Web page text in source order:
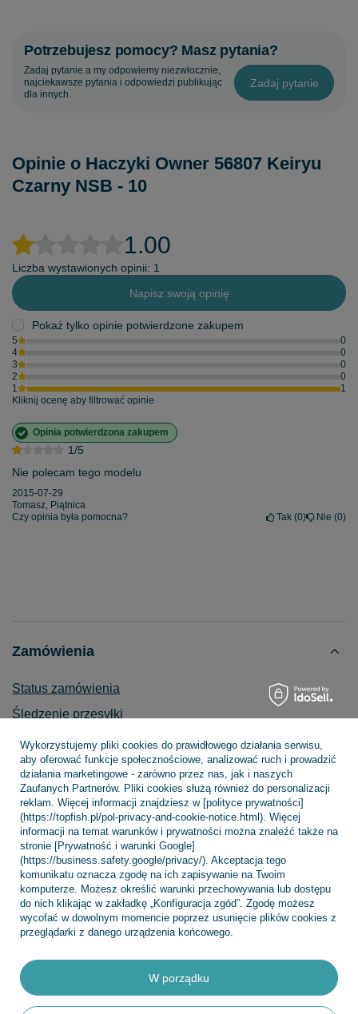
Potrzebujesz pomocy? Masz pytania?
Zadaj pytanie a my odpowiemy niezwłocznie,
najciekawsze pytania i odpowiedzi publikując
dla innych.
Zadaj pytanie
Opinie o Haczyki Owner 56807 Keiryu
Czarny NSB - 10
1.00
Liczba wystawionych opinii: 1
Napisz swoją opinię
Pokaż tylko opinie potwierdzone zakupem
5
0
4
0
3
0
2
0
1
1
Kliknij ocenę aby filtrować opinie
1/5
Opinia potwierdzona zakupem
Nie polecam tego modelu
2015-07-29
Tomasz, Piątnica
Czy opinia była pomocna?
Tak 0 Nie 0
Zamówienia
Status zamówienia
Śledzenie przesyłki
Chcę zareklamować produkt
Chcę zwrócić produkt
Chcę wymienić towar
Kontakt
Konto
INFORMACJE
Wykorzystujemy pliki cookies do prawidłowego działania serwisu,
aby oferować funkcje społecznościowe, analizować ruch i prowadzić
działania marketingowe - zarówno przez nas, jak i naszych
Zaufanych Partnerów. Pliki cookies służą również do personalizacji
reklam. Więcej informacji znajdziesz w [polityce prywatności]
(https://topfish.pl/pol-privacy-and-cookie-notice.html). Więcej
informacji na temat warunków i prywatności można znaleźć także na
stronie [Prywatność i warunki Google]
(https://business.safety.google/privacy/). Akceptacja tego
komunikatu oznacza zgodę na ich zapisywanie na Twoim
komputerze. Możesz określić warunki przechowywania lub dostępu
do nich klikając w zakładkę „Konfiguracja zgód”. Zgodę możesz
wycofać w dowolnym momencie poprzez usunięcie plików cookies z
przeglądarki z danego urządzenia końcowego.
W porządku